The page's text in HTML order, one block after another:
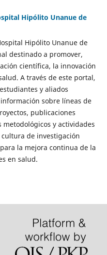
Hipólito Unanue de
Hipólito Unanue de
destinado a promover,
científica, la innovación
A través de este portal,
y aliados
sobre líneas de
publicaciones
y actividades
de investigación
la mejora continua de la
en salud.